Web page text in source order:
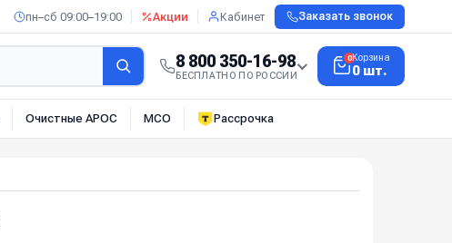
пн–сб 09:00–19:00 Акции Кабинет Заказать звонок
8 800 350-16-98
БЕСПЛАТНО ПО РОССИИ
0Корзина
0 шт.
Очистные АРОС МСО Рассрочка